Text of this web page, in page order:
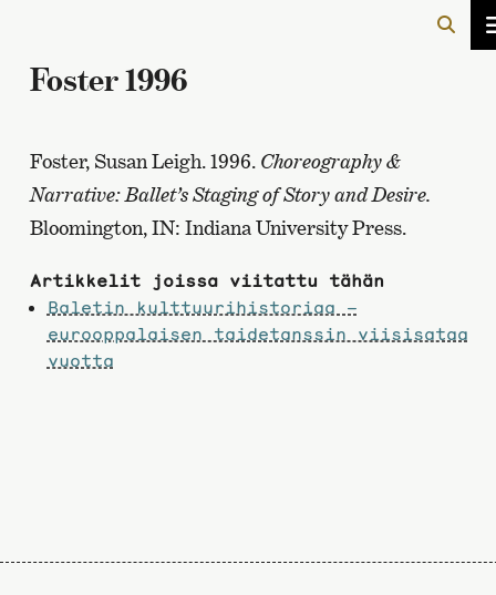
Foster 1996
Foster, Susan Leigh. 1996. Choreography &
Narrative: Ballet’s Staging of Story and Desire.
Bloomington, IN: Indiana University Press.
Artikkelit joissa viitattu tähän
Baletin kulttuurihistoriaa –
eurooppalaisen taidetanssin viisisataa
vuotta